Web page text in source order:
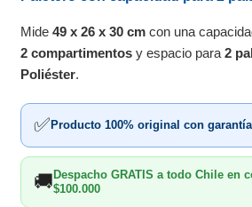
Mide49 x 26 x 30 cm con una
2 compartimentos y espacio para2
Poliéster.
✅Producto 100% original con garantía
🚚Despacho GRATIS a todo Chile en
$100.000